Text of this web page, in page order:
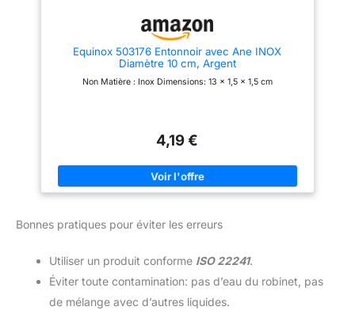
Equinox 503176 Entonnoir avec Ane INOX
Diamètre 10 cm, Argent
Non Matière : Inox Dimensions: 13 x 1,5 x 1,5 cm
4,19 €
Bonnes pratiques pour éviter les erreurs
Utiliser un produit conforme ISO 22241.
Éviter toute contamination: pas d’eau du robinet, pas
de mélange avec d’autres liquides.